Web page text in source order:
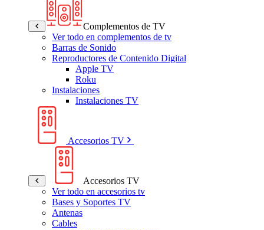
Complementos de TV
Ver todo en complementos de tv
Barras de Sonido
Reproductores de Contenido Digital
Apple TV
Roku
Instalaciones
Instalaciones TV
Accesorios TV
Accesorios TV
Ver todo en accesorios tv
Bases y Soportes TV
Antenas
Cables